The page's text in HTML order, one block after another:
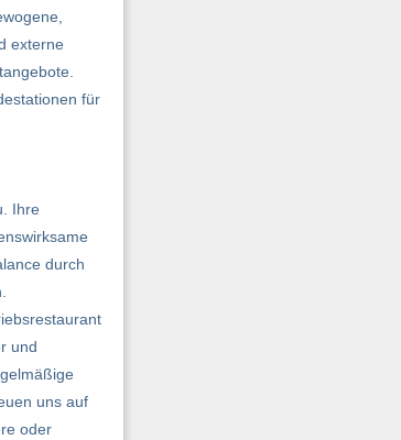
externe
für
Ihre
durch
und
uns auf
oder